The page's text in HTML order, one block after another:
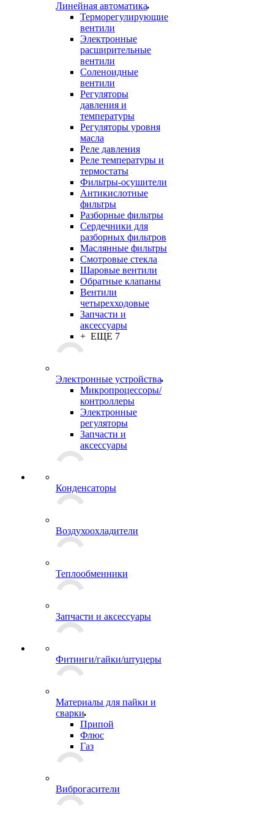
Линейная автоматика
Терморегулирующие
вентили
Электронные
расширительные
вентили
Соленоидные
вентили
Регуляторы
давления и
температуры
Регуляторы уровня
масла
Реле давления
Реле температуры и
термостаты
Фильтры-осушители
Антикислотные
фильтры
Разборные фильтры
Сердечники для
разборных фильтров
Маслянные фильтры
Смотровые стекла
Шаровые вентили
Обратные клапаны
Вентили
четырехходовые
Запчасти и
аксессуары
+ ЕЩЕ 7
Электронные устройства
Микропроцессоры/
контроллеры
Электронные
регуляторы
Запчасти и
аксессуары
Конденсаторы
Воздухоохладители
Теплообменники
Запчасти и аксессуары
Фитинги/гайки/штуцеры
Материалы для пайки и
сварки
Припой
Флюс
Газ
Виброгасители